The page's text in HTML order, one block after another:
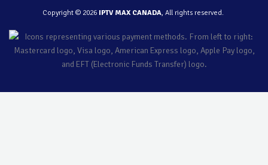
Copyright © 2026 IPTV MAX CANADA, All rights reserved.